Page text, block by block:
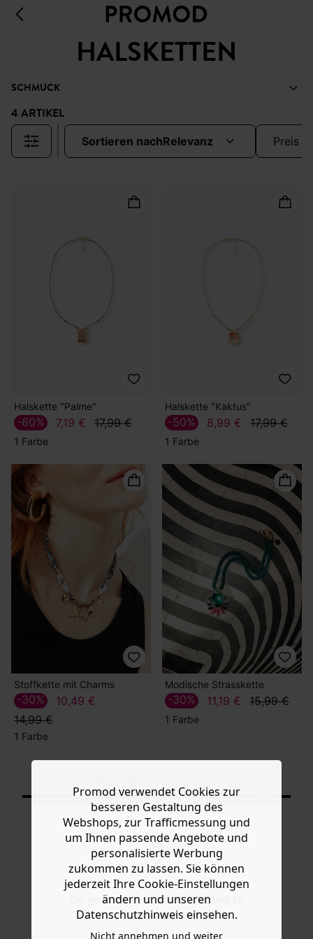
Do you want to be redirected to
www.promod.com ?
HALSKETTEN
SCHMUCK
4 ARTIKEL
sortieren nach relevanz preis
Halskette "Palme"
7,19 € 17,99 €
-60%
1 Farbe
Halskette "Kaktus"
8,99 € 17,99 €
-50%
1 Farbe
Stoffkette mit Charms
10,49 €
14,99 €
-30%
1 Farbe
Modische Strasskette
11,19 € 15,99 €
-30%
1 Farbe
KOSTENFREIE LIEFERUNG
Ab 60€*
Promod verwendet Cookies zur
besseren Gestaltung des
Webshops, zur Trafficmessung und
um Ihnen passende Angebote und
personalisierte Werbung
zukommen zu lassen. Sie können
jederzeit Ihre Cookie-Einstellungen
ändern und unseren
Datenschutzhinweis einsehen.
Nicht annehmen und weiter